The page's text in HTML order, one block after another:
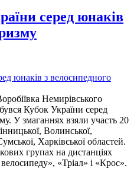
серед юнаків
Немирівського
Кубок України серед
У змаганнях взяли участь 20
Волинської,
Харківської областей.
групах на дистанціях
«Тріал» і «Крос».